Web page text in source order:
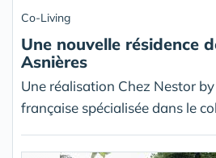
Co-Living
Une nouvelle résidence
Asnières
Une réalisation Chez Nestor
française spécialisée dans le